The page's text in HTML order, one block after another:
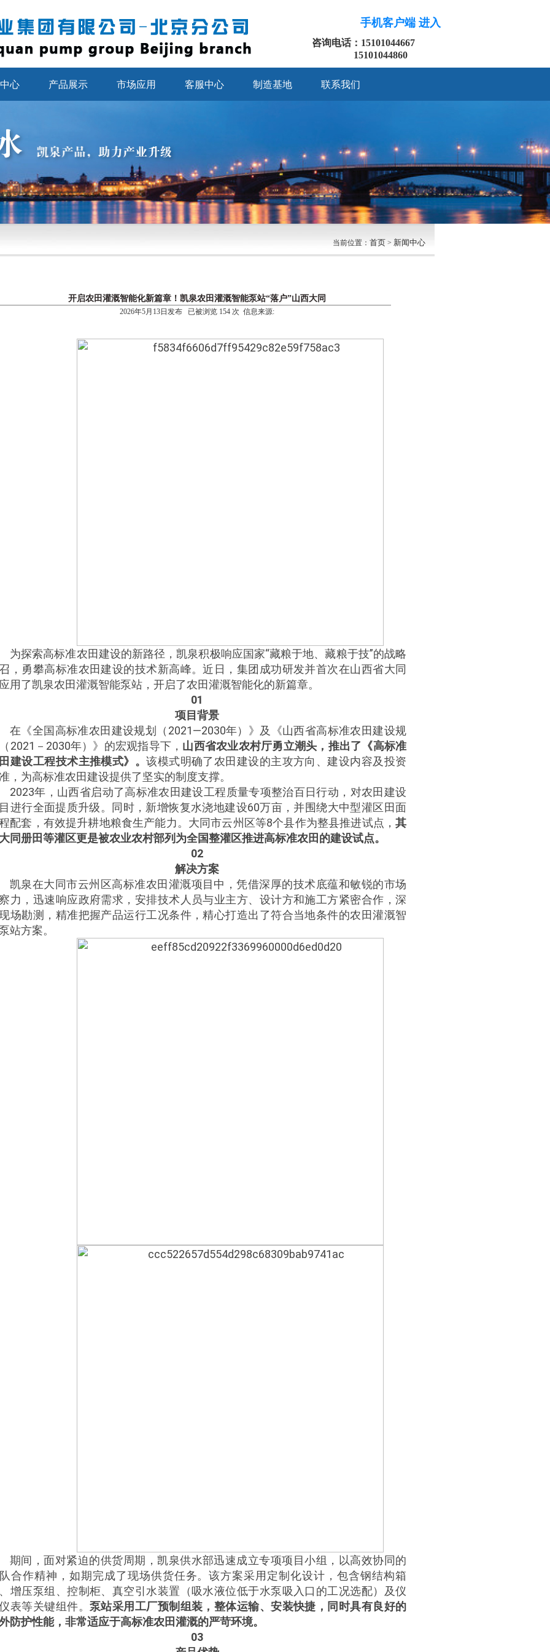
手机客户端 进入
咨询电话：15101044667
15101044860
心 产品展示 市场应用 客服中心 制造基地 联系我们
当前位置： 首页 > 新闻中心
开启农田灌溉智能化新篇章！凯泉农田灌溉智能泵站“落户”山西大同
2026年5月13日发布 已被浏览 154 次 信息来源:
为探索高标准农田建设的新路径，凯泉积极响应国家“藏粮于地、藏粮于技”的战略
，勇攀高标准农田建设的技术新高峰。近日，集团成功研发并首次在山西省大同
用了凯泉农田灌溉智能泵站，开启了农田灌溉智能化的新篇章。
01
项目背景
在《全国高标准农田建设规划（2021—2030年）》及《山西省高标准农田建设规
2021－2030年）》的宏观指导下， 山西省农业农村厅勇立潮头，推出了《高标准
建设工程技术主推模式》。该模式明确了农田建设的主攻方向、建设内容及投资
，为高标准农田建设提供了坚实的制度支撑。
2023年，山西省启动了高标准农田建设工程质量专项整治百日行动，对农田建设
进行全面提质升级。同时，新增恢复水浇地建设60万亩，并围绕大中型灌区田面
配套，有效提升耕地粮食生产能力。大同市云州区等8个县作为整县推进试点， 其
同册田等灌区更是被农业农村部列为全国整灌区推进高标准农田的建设试点。
02
解决方案
凯泉在大同市云州区高标准农田灌溉项目中，凭借深厚的技术底蕴和敏锐的市场
力，迅速响应政府需求，安排技术人员与业主方、设计方和施工方紧密合作，深
场勘测，精准把握产品运行工况条件，精心打造出了符合当地条件的农田灌溉智
站方案。
期间，面对紧迫的供货周期，凯泉供水部迅速成立专项项目小组，以高效协同的
合作精神，如期完成了现场供货任务。该方案采用定制化设计，包含钢结构箱
增压泵组、控制柜、真空引水装置（吸水液位低于水泵吸入口的工况选配）及仪
表等关键组件。 泵站采用工厂预制组装，整体运输、安装快捷，同时具有良好的
防护性能，非常适应于高标准农田灌溉的严苛环境。
03